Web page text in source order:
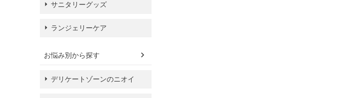
サニタリーグッズ
ランジェリーケア
お悩み別から探す
デリケートゾーンのニオイ